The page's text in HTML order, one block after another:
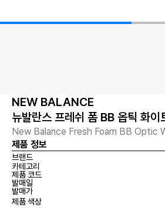
NEW BALANCE
뉴발란스 프레쉬 폼 BB 옵틱 화이
New Balance Fresh Foam BB Optic
제품 정보
브랜드
카테고리
제품 코드
발매일
발매가
제품 색상